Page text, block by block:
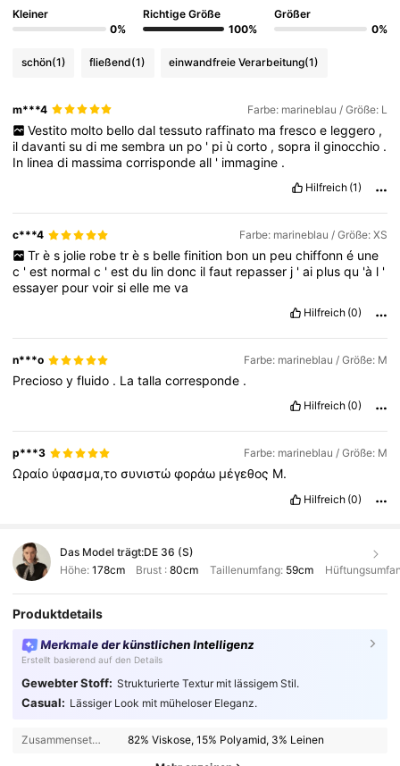
Kleiner
0%
Richtige Größe
100%
Größer
0%
schön(1) fließend(1) einwandfreie Verarbeitung(1)
m***4 Farbe: marineblau / Größe: L
Vestito molto bello dal tessuto raffinato ma fresco e leggero ,
ildavantisudi mesembra un po ' pi ùcorto ,sopra ilginocchio .
In lineadi massimacorrispondeall ' immagine .
Hilfreich (1)
c***4 Farbe: marineblau / Größe: XS
Tr è s jolie robe tr è s belle finition bon un peu chiffonn é une
c 'est normalc 'estdu lindonc ilfaut repasser j 'ai plusqu 'à l '
essayer pourvoirsielle meva
Hilfreich (0)
n***o Farbe: marineblau / Größe: M
Preciosoyfluido . Latallacorresponde .
Hilfreich (0)
p***3 Farbe: marineblau / Größe: M
Ωραίο ύφασμα,τοσυνιστώφοράω μέγεθος Μ.
Hilfreich (0)
Das Model trägt:DE 36 (S)
Höhe: 178cm Brust :80cm Taillenumfang: 59cm
Produktdetails
Merkmale der künstlichen Intelligenz
Erstellt basierend auf den Details
Gewebter Stoff: Strukturierte Textur mit lässigem Stil.
Casual: Lässiger Look mit müheloser Eleganz.
Zusammensetzung: 82% Viskose, 15% Polyamid, 3% Leinen